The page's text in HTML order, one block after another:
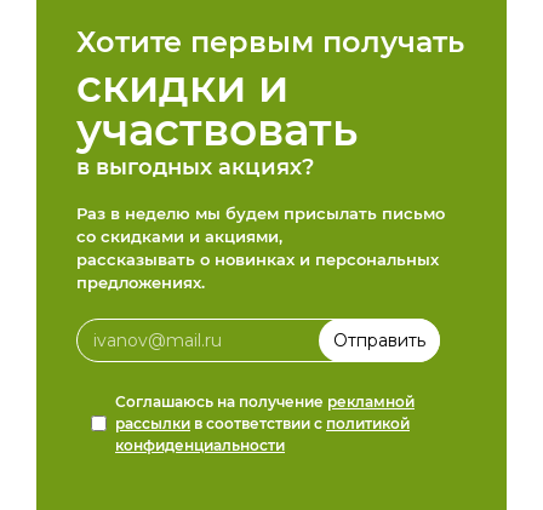
Хотите первым получать
скидки и
участвовать
в выгодных акциях?
Раз в неделю мы будем присылать письмо
со скидками и акциями,
рассказывать о новинках и персональных
предложениях.
Соглашаюсь на получение рекламной
рассылки в соответствии с политикой
конфиденциальности